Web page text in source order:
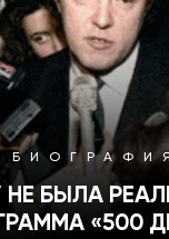
БЫЛА
«500